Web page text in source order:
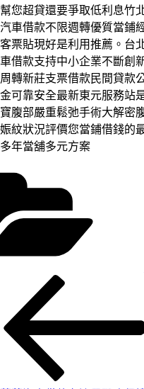
您超貸還要爭取低利息竹
車借款不限週轉優質當鋪
票貼現好是利用推薦。台
借款支持中小企業不斷創
轉新莊支票借款民間貸款
可靠安全最新東元服務站
腹部嚴重鬆弛手術大解密
紋狀況評價您當鋪借錢的
年當舖多元方案